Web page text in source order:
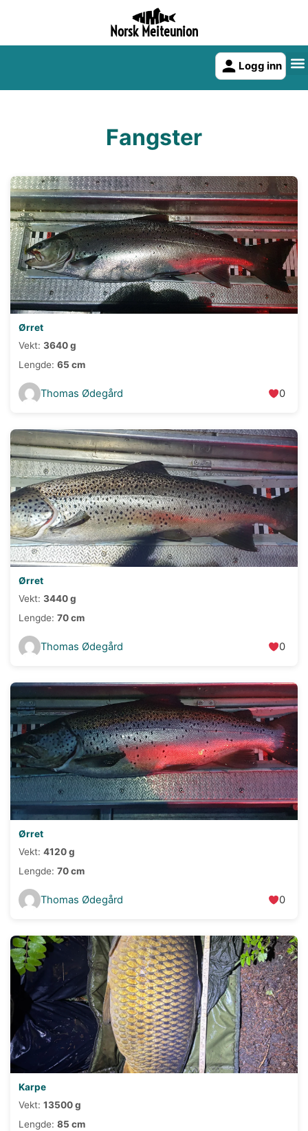
Norsk Meiteunion
Logg inn
Fangster
Ørret
Vekt: 3640 g
Lengde: 65 cm
Thomas Ødegård 0
Ørret
Vekt: 3440 g
Lengde: 70 cm
Thomas Ødegård 0
Ørret
Vekt: 4120 g
Lengde: 70 cm
Thomas Ødegård 0
Karpe
Vekt: 13500 g
Lengde: 85 cm